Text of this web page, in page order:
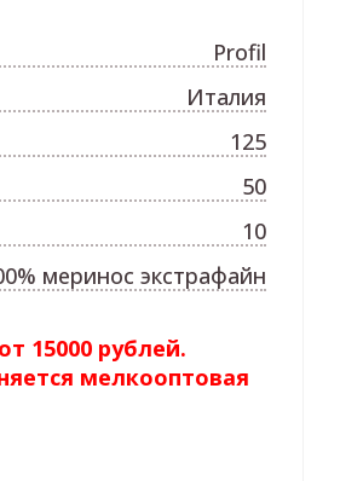
15000 рублей.
мелкооптовая
Profil
Италия
125
50
10
меринос экстрафайн